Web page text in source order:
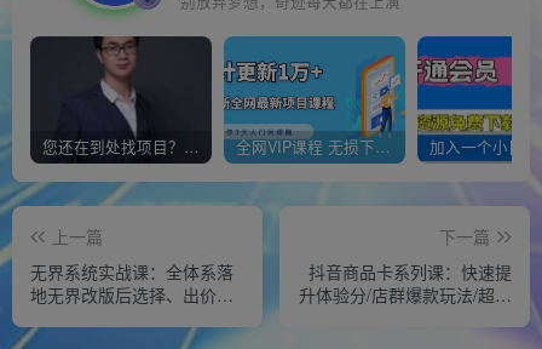
您还在到处找项目？还在当韭菜？我靠经营“一个小目标网创商城”年入百W+，曾经我也负债累累! 全网VIP课程 无损下载~
上一篇
无界系统实战课：全体系落
地无界改版后选择、出价、
下一篇
抖音商品卡系列课：快速提
升体验分/店群爆款玩法/超级